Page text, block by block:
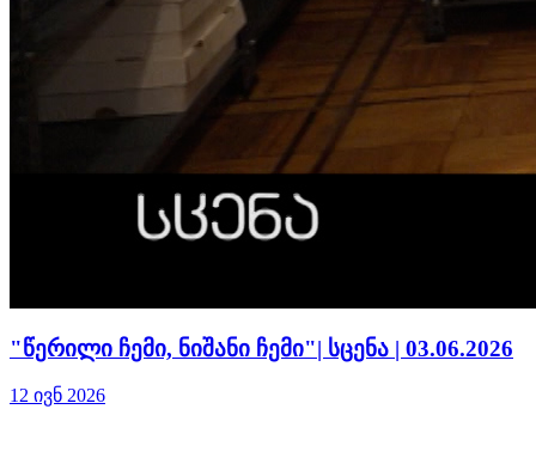
"წერილი ჩემი, ნიშანი ჩემი"| სცენა | 03.06.2026
12 ივნ 2026